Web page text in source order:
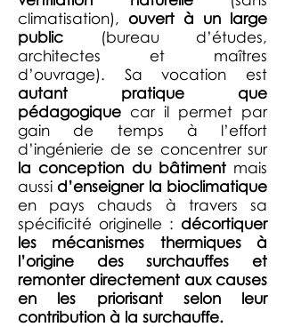
climatisation), ouvert à un large
public (bureau d’études,
architectes et maîtres
d’ouvrage). Sa vocation est
autant pratique que
pédagogique car il permet par
gain de temps à l’effort
d’ingénierie de se concentrer sur
la conception du bâtimentmais
aussi d’enseigner la bioclimatique
en pays chauds à travers sa
spécificité originelle : décortiquer
les mécanismes thermiques à
l’origine des surchauffes et
remonter directement aux causes
en les priorisant selon leur
contribution à la surchauffe.